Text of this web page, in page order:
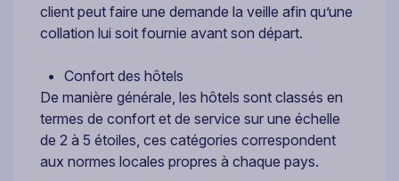
client peut faire une demande la veille afin qu’une
collation lui soit fournie avant son départ.
Confort des hôtels
De manière générale, les hôtels sont classés en
termes de confort et de service sur une échelle
de 2 à 5 étoiles, ces catégories correspondent
aux normes locales propres à chaque pays.